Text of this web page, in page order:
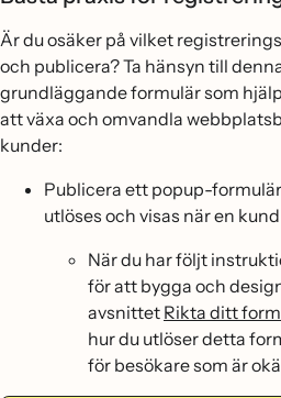
Är du osäker på vilket
och publicera? Ta hänsyn till
grundläggande formulär som
att växa och omvandla
kunder:
Publicera ett popup-
utlöses och visas när en
När du har följt
för att bygga och
avsnittet Rikta ditt
hur du utlöser detta
för besökare som är